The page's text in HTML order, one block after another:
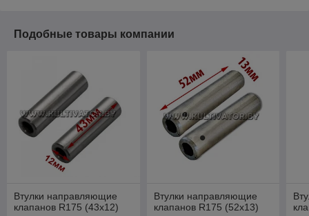
Подобные товары компании
Втулки направляющие
клапанов R175 (43х12)
Втулки направляющие
клапанов R175 (52х13)